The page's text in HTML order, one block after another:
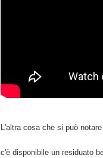
L'altra cosa che si può
c'è disponibile un residuato